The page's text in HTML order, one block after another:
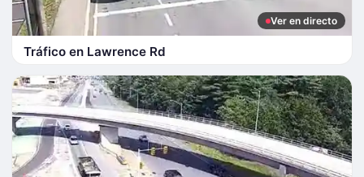
Ver en directo
Tráfico en Lawrence Rd